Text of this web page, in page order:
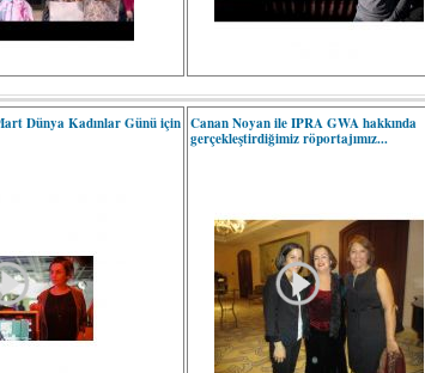
Dünya Kadınlar Günü için Canan Noyan ile IPRA GWA hakkında
gerçekleştirdiğimiz röportajımız...